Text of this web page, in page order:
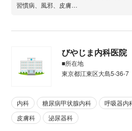
習慣病、風邪、皮膚…
びやじま内科医院
■所在地
東京都江東区大島5-36-
内科 糖尿病甲状腺内科 呼吸器内
皮膚科
泌尿器科